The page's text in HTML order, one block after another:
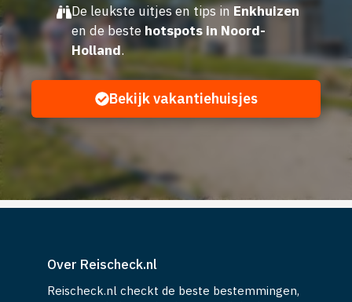
De leukste uitjes en tips in Enkhuizen
en de beste hotspots in Noord-
Holland.
Bekijk vakantiehuisjes
Over Reischeck.nl
Reischeck.nl checkt de beste bestemmingen,